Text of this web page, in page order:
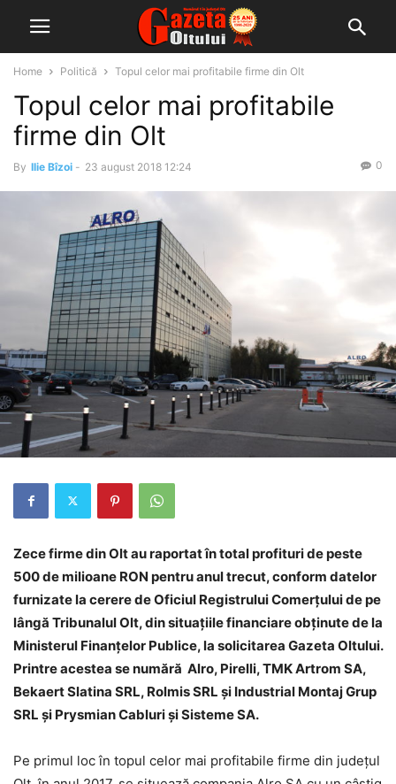
Home Politică Topul celor mai profitabile firme din Olt
Topul celor mai profitabile
firme din Olt
By Ilie Bîzoi - 23 august 2018 12:24 0
Zece firme din Olt au raportat în total profituri de peste
500 de milioane RON pentru anul trecut, conform datelor
furnizate la cerere de Oficiul Registrului Comerţului de pe
lângă Tribunalul Olt, din situațiile financiare obținute de la
Ministerul Finanțelor Publice, la solicitarea Gazeta Oltului.
Printre acestea se numără Alro, Pirelli, TMK Artrom SA,
Bekaert Slatina SRL, Rolmis SRL și Industrial Montaj Grup
SRL și Prysmian Cabluri și Sisteme SA.
Pe primul loc în topul celor mai profitabile firme din județul